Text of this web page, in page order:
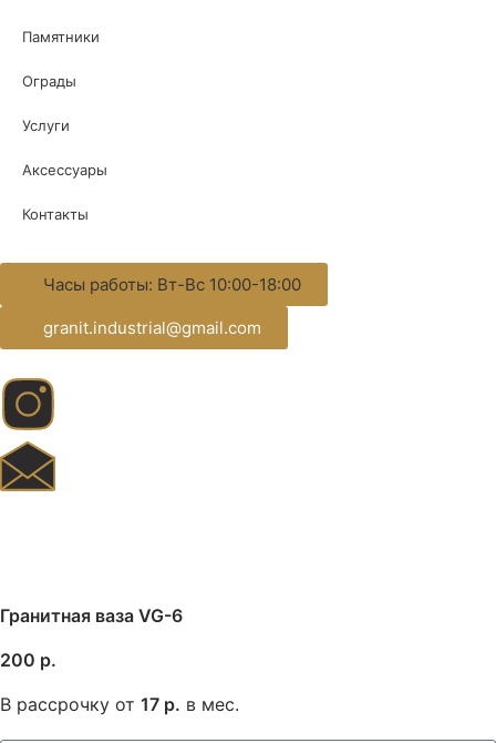
Памятники
Ограды
Услуги
Аксессуары
Контакты
Часы работы: Вт-Вс 10:00-18:00
granit.industrial@gmail.com
Гранитная ваза VG-6
200 р.
В рассрочку от 17 р. в мес.